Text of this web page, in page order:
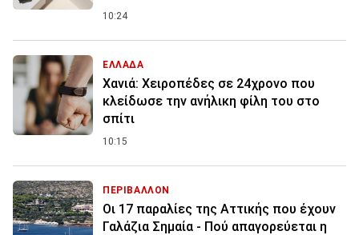
10:24
ΕΛΛΑΔΑ
Χανιά: Χειροπέδες σε 24χρονο που
κλείδωσε την ανήλικη φίλη του στο
σπίτι
10:15
ΠΕΡΙΒΑΛΛΟΝ
Οι 17 παραλίες της Αττικής που έχουν
Γαλάζια Σημαία - Πού απαγορεύεται η